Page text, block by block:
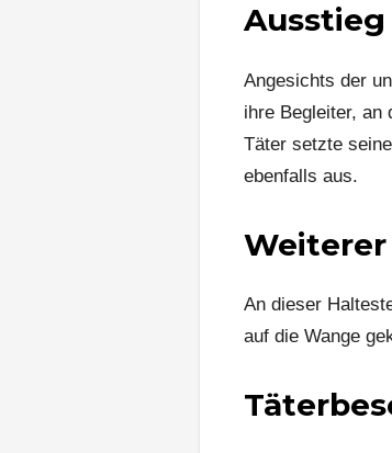
Ausstieg
Angesichts der
ihre Begleiter, an
Täter setzte
ebenfalls aus.
An dieser
auf die Wange